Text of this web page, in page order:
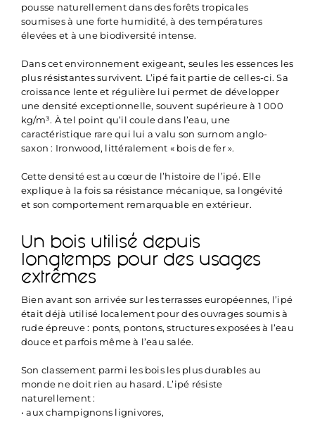
pousse naturellement dans des forêts tropicales
soumises à une forte humidité, à des températures
élevées et à une biodiversité intense.
Dans cet environnement exigeant, seules les essences les
plus résistantes survivent. L’ipé fait partie de celles-ci. Sa
croissance lente et régulière lui permet de développer
une densité exceptionnelle, souvent supérieure à 1 000
kg/m³. À tel point qu’il coule dans l’eau, une
caractéristique rare qui lui a valu son surnom anglo-
saxon : Ironwood, littéralement « bois de fer ».
Cette densité est au cœur de l’histoire de l’ipé. Elle
explique à la fois sa résistance mécanique, sa longévité
et son comportement remarquable en extérieur.
Un bois utilisé depuis
longtemps pour des usages
extrêmes
Bien avant son arrivée sur les terrasses européennes, l’ipé
était déjà utilisé localement pour des ouvrages soumis à
rude épreuve : ponts, pontons, structures exposées à l’eau
douce et parfois même à l’eau salée.
Son classement parmi les bois les plus durables au
monde ne doit rien au hasard. L’ipé résiste
naturellement :
• aux champignons lignivores,